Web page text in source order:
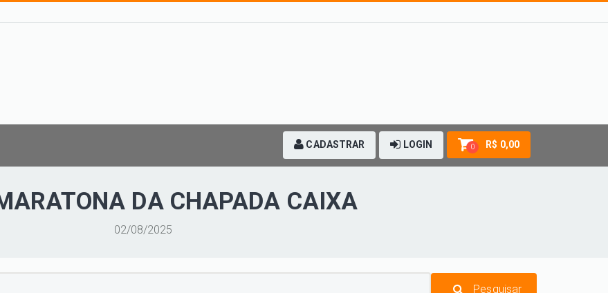
CADASTRAR LOGIN 0 R$ 0,00
DA CHAPADA CAIXA
02/08/2025
Pesquisar